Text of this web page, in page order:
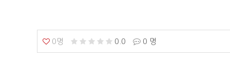
0명 0.0 0 명